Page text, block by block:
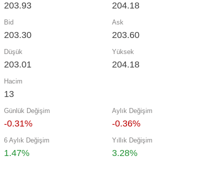
203.93 204.18
Bid
203.30
Ask
203.60
Düşük
203.01
Yüksek
204.18
Hacim
13
Günlük Değişim
-0.31%
Aylık Değişim
-0.36%
6 Aylık Değişim
1.47%
Yıllık Değişim
3.28%